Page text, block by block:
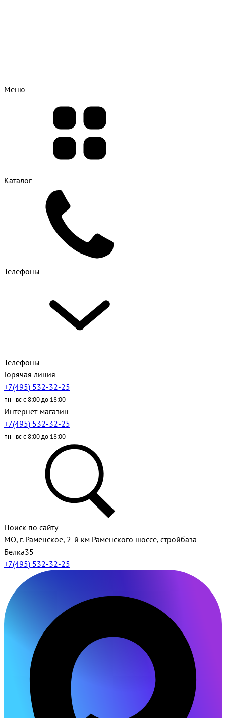
Меню
Каталог
Телефоны
Телефоны
Горячая линия
+7(495) 532-32-25
пн–вс с 8:00 до 18:00
Интернет-магазин
+7(495) 532-32-25
пн–вс с 8:00 до 18:00
Поиск по сайту
МО, г. Раменское, 2-й км Раменского шоссе, стройбаза
Белка35
+7(495) 532-32-25